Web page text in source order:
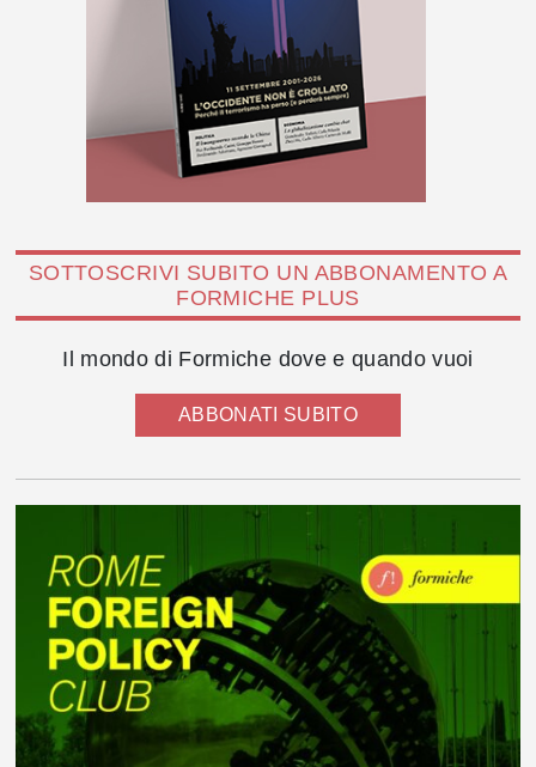
SOTTOSCRIVI SUBITO UN ABBONAMENTO A
FORMICHE PLUS
Il mondo di Formiche dove e quando vuoi
ABBONATI SUBITO